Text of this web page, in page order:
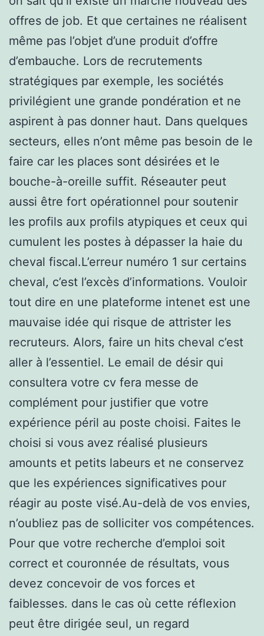
offres de job. Et que certaines ne réalisent
même pas l’objet d’une produit d’offre
d’embauche. Lors de recrutements
stratégiques par exemple, les sociétés
privilégient une grande pondération et ne
aspirent à pas donner haut. Dans quelques
secteurs, elles n’ont même pas besoin de le
faire car les places sont désirées et le
bouche-à-oreille suffit. Réseauter peut
aussi être fort opérationnel pour soutenir
les profils aux profils atypiques et ceux qui
cumulent les postes à dépasser la haie du
cheval fiscal.L’erreur numéro 1 sur certains
cheval, c’est l’excès d’informations. Vouloir
tout dire en une plateforme intenet est une
mauvaise idée qui risque de attrister les
recruteurs. Alors, faire un hits cheval c’est
aller à l’essentiel. Le email de désir qui
consultera votre cv fera messe de
complément pour justifier que votre
expérience péril au poste choisi. Faites le
choisi si vous avez réalisé plusieurs
amounts et petits labeurs et ne conservez
que les expériences significatives pour
réagir au poste visé.Au-delà de vos envies,
n’oubliez pas de solliciter vos compétences.
Pour que votre recherche d’emploi soit
correct et couronnée de résultats, vous
devez concevoir de vos forces et
faiblesses. dans le cas où cette réflexion
peut être dirigée seul, un regard